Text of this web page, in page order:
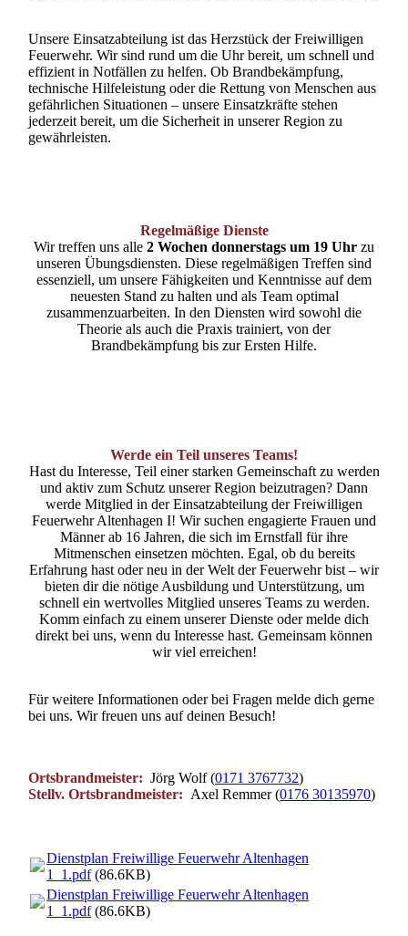
Unsere Einsatzabteilung ist das Herzstück der Freiwilligen
Feuerwehr. Wir sind rund um die Uhr bereit, um schnell und
effizient in Notfällen zu helfen. Ob Brandbekämpfung,
technische Hilfeleistung oder die Rettung von Menschen aus
gefährlichen Situationen – unsere Einsatzkräfte stehen
jederzeit bereit, um die Sicherheit in unserer Region zu
gewährleisten.
Regelmäßige Dienste
Wir treffen uns alle 2 Wochen donnerstags um 19 Uhr zu
unseren Übungsdiensten. Diese regelmäßigen Treffen sind
essenziell, um unsere Fähigkeiten und Kenntnisse auf dem
neuesten Stand zu halten und als Team optimal
zusammenzuarbeiten. In den Diensten wird sowohl die
Theorie als auch die Praxis trainiert, von der
Brandbekämpfung bis zur Ersten Hilfe.
Werde ein Teil unseres Teams!
Hast du Interesse, Teil einer starken Gemeinschaft zu werden
und aktiv zum Schutz unserer Region beizutragen? Dann
werde Mitglied in der Einsatzabteilung der Freiwilligen
Feuerwehr Altenhagen I! Wir suchen engagierte Frauen und
Männer ab 16 Jahren, die sich im Ernstfall für ihre
Mitmenschen einsetzen möchten. Egal, ob du bereits
Erfahrung hast oder neu in der Welt der Feuerwehr bist – wir
bieten dir die nötige Ausbildung und Unterstützung, um
schnell ein wertvolles Mitglied unseres Teams zu werden.
Komm einfach zu einem unserer Dienste oder melde dich
direkt bei uns, wenn du Interesse hast. Gemeinsam können
wir viel erreichen!
Für weitere Informationen oder bei Fragen melde dich gerne
bei uns. Wir freuen uns auf deinen Besuch!
Ortsbrandmeister: Jörg Wolf (0171 3767732)
Stellv. Ortsbrandmeister: Axel Remmer (0176 30135970)
Dienstplan Freiwillige Feuerwehr Altenhagen
1_1.pdf(86.6KB)
Dienstplan Freiwillige Feuerwehr Altenhagen
1_1.pdf(86.6KB)